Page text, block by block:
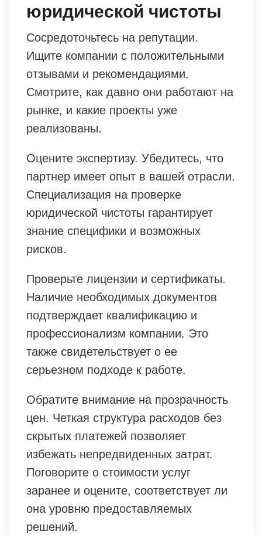
юридической чистоты
Сосредоточьтесь на репутации.
Ищите компании с положительными
отзывами и рекомендациями.
Смотрите, как давно они работают на
рынке, и какие проекты уже
реализованы.
Оцените экспертизу. Убедитесь, что
партнер имеет опыт в вашей отрасли.
Специализация на проверке
юридической чистоты гарантирует
знание специфики и возможных
рисков.
Проверьте лицензии и сертификаты.
Наличие необходимых документов
подтверждает квалификацию и
профессионализм компании. Это
также свидетельствует о ее
серьезном подходе к работе.
Обратите внимание на прозрачность
цен. Четкая структура расходов без
скрытых платежей позволяет
избежать непредвиденных затрат.
Поговорите о стоимости услуг
заранее и оцените, соответствует ли
она уровню предоставляемых
решений.